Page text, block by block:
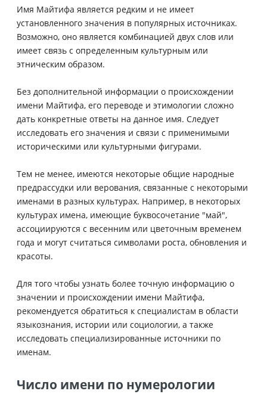
Имя Майтифа является редким и не имеет
установленного значения в популярных источниках.
Возможно, оно является комбинацией двух слов или
имеет связь с определенным культурным или
этническим образом.
Без дополнительной информации о происхождении
имени Майтифа, его переводе и этимологии сложно
дать конкретные ответы на данное имя. Следует
исследовать его значения и связи с применимыми
историческими или культурными фигурами.
Тем не менее, имеются некоторые общие народные
предрассудки или верования, связанные с некоторыми
именами в разных культурах. Например, в некоторых
культурах имена, имеющие буквосочетание "май",
ассоциируются с весенним или цветочным временем
года и могут считаться символами роста, обновления и
красоты.
Для того чтобы узнать более точную информацию о
значении и происхождении имени Майтифа,
рекомендуется обратиться к специалистам в области
языкознания, истории или социологии, а также
исследовать специализированные источники по
именам.
Число имени по нумерологии